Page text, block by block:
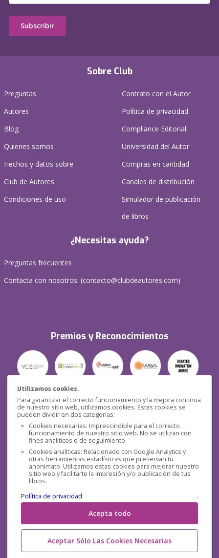
Utilizamos cookies.
Para garantizar el correcto funcionamiento y la mejora continua
de nuestro sitio web, utilizamos cookies. Estas cookies se
pueden dividir en dos categorías:
Cookies necesarias: Imprescindible para el correcto
funcionamiento de nuestro sitio web. No se utilizan con
fines analíticos o de seguimiento.
Cookies analíticas: Relacionado con Google Analytics y
otras herramientas estadísticas que preservan tu
anonimato. Utilizamos estas cookies para mejorar nuestro
sitio web y facilitarte la impresión y/o publicación de tus
libros.
Política de privacidad
.
Acepta todo
Aceptar Sólo Las Cookies Necesarias
Sobre Club
Preguntas
Autores
Blog
Quienes somos
Hechos y datos sobre
Club de Autores
Condiciones de uso
Contrato con el Autor
Política de privacidad
Compliance Editorial
Universidad del Autor
Compras en cantidad
Canales de distribución
Simulador de publicación
de libros
¿Necesitas ayuda?
Preguntas frecuentes
Contacta con nosotros: (contacto@clubdeautores.com)
Premios y Reconocimientos
Seguridad
Redes sociales
Subscribir